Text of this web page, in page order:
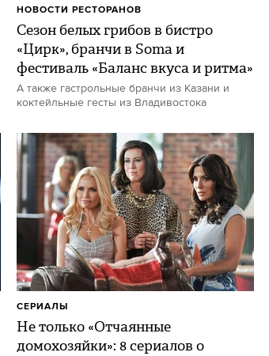
Сезон белых грибов в бистро
«Цирк», бранчи в Soma и
фестиваль «Баланс вкуса и ритма»
А также гастрольные бранчи из Казани и
коктейльные гесты из Владивостока
НОВОСТИ РЕСТОРАНОВ
Не только «Отчаянные
домохозяйки»: 8 сериалов о
СЕРИАЛЫ